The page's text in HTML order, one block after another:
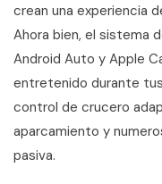
crean una experiencia
Ahora bien, el sistema
Android Auto y Apple
entretenido durante
control de crucero
aparcamiento y
pasiva.